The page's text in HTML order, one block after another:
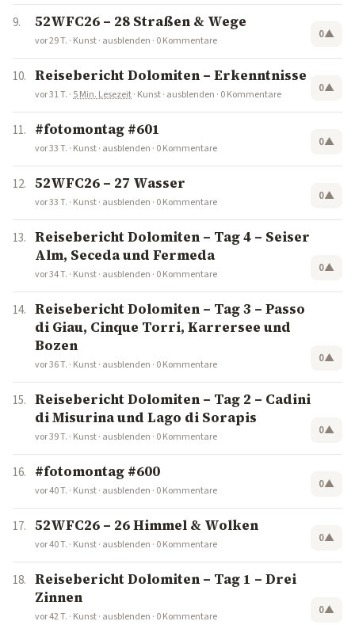
52WFC26 – 28 Straßen & Wege
vor 29 T. · Kunst· ausblenden · 0 Kommentare 0▲
Reisebericht Dolomiten – Erkenntnisse
vor 31 T. · 5 Min. Lesezeit· Kunst· ausblenden · 0 Kommentare 0▲
#fotomontag #601
vor 33 T. · Kunst· ausblenden · 0 Kommentare 0▲
52WFC26 – 27 Wasser
vor 33 T. · Kunst· ausblenden · 0 Kommentare 0▲
Reisebericht Dolomiten – Tag 4 – Seiser
Alm, Seceda und Fermeda
vor 34 T. · Kunst· ausblenden · 0 Kommentare 0▲
Reisebericht Dolomiten – Tag 3 – Passo
di Giau, Cinque Torri, Karrersee und
Bozen
vor 36 T. · Kunst· ausblenden · 0 Kommentare 0▲
Reisebericht Dolomiten – Tag 2 – Cadini
di Misurina und Lago di Sorapis
vor 39 T. · Kunst· ausblenden · 0 Kommentare 0▲
#fotomontag #600
vor 40 T. · Kunst· ausblenden · 0 Kommentare 0▲
52WFC26 – 26 Himmel & Wolken
vor 40 T. · Kunst· ausblenden · 0 Kommentare 0▲
Reisebericht Dolomiten – Tag 1 – Drei
Zinnen
vor 42 T. · Kunst· ausblenden · 0 Kommentare 0▲